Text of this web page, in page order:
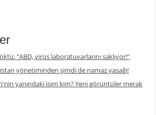
"ABD, virüs laboratuvarlarını saklıyor!"
yönetiminden şimdi de namaz yasağı!
yanındaki isim kim? Yeni görüntüler merak